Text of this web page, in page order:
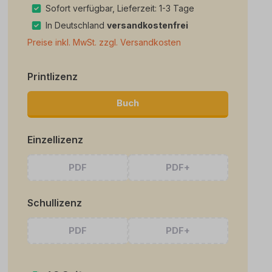
Sofort verfügbar, Lieferzeit: 1-3 Tage
In Deutschland versandkostenfrei
Preise inkl. MwSt. zzgl. Versandkosten
Printlizenz
Buch
Einzellizenz
PDF PDF+
Schullizenz
PDF PDF+